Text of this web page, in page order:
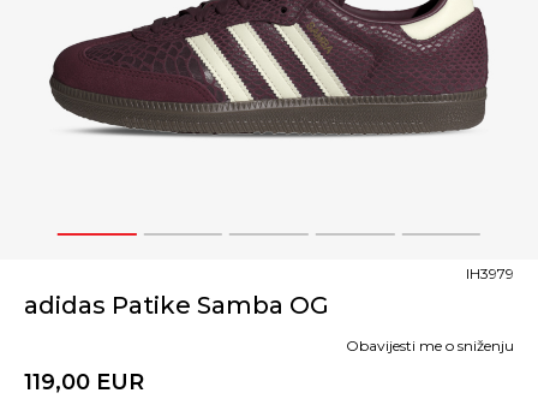
1 2 3 4 5
adidas Patike Samba OG
IH3979
119,00 EUR
Obavijesti me o sniženju